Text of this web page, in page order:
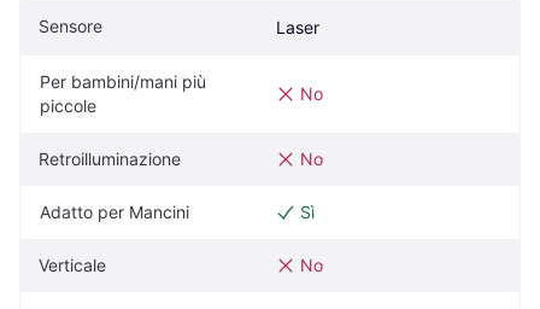
Sensore Laser
Per bambini/mani più
piccole
No
Retroilluminazione No
Adatto per Mancini Sì
Verticale No